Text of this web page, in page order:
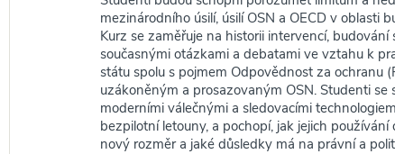
mezinárodního úsilí, úsilí OSN a OECD v oblasti
Kurz se zaměřuje na historii intervencí, budování
současnými otázkami a debatami ve vztahu k
státu spolu s pojmem Odpovědnost za ochranu
uzákoněným a prosazovaným OSN. Studenti se
moderními válečnými a sledovacími
bezpilotní letouny, a pochopí, jak jejich používání
nový rozměr a jaké důsledky má na právní a